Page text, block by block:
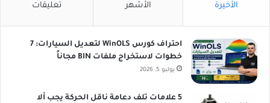
الأخيرة الأشهر تعليقات
احتراف كورس WinOLS لتعديل السيارات: 7
خطوات لاستخراج ملفات BIN مجاناً
يوليو 5, 2026
5 علامات تلف دعامة ناقل الحركة يجب ألا